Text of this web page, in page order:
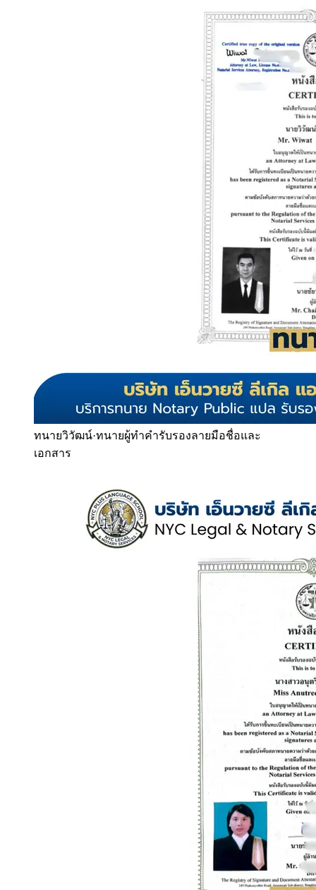
ทนายวิวัฒน์·ทนายผู้ทำคำรับรองลายมือชื่อและ
เอกสาร